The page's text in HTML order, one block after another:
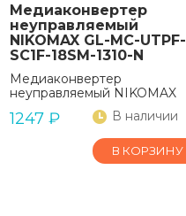
Медиаконвертер
неуправляемый
NIKOMAX GL-MC-UTPF-
SC1F-18SM-1310-N
Медиаконвертер
неуправляемый NIKOMAX
1247 ₽ В наличии
В КОРЗИНУ